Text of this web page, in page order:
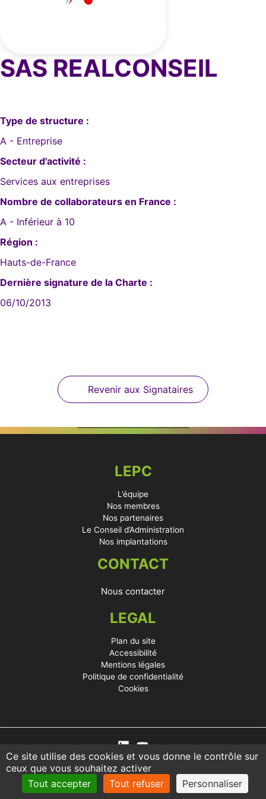
Ce site utilise des cookies et vous donne le contrôle sur
ceux que vous souhaitez activer
Tout accepter
Tout refuser Personnaliser
SAS REALCONSEIL
Type de structure :
A - Entreprise
Secteur d'activité :
Services aux entreprises
Nombre de collaborateurs en France :
A - Inférieur à 10
Région :
Hauts-de-France
Dernière signature de la Charte :
06/10/2013
Revenir aux Signataires
LEPC
L’équipe
Nos membres
Nos partenaires
Le Conseil d’Administration
Nos implantations
CONTACT
Nous contacter
LEGAL
Plan du site
Accessibilité
Mentions légales
Politique de confidentialité
Cookies